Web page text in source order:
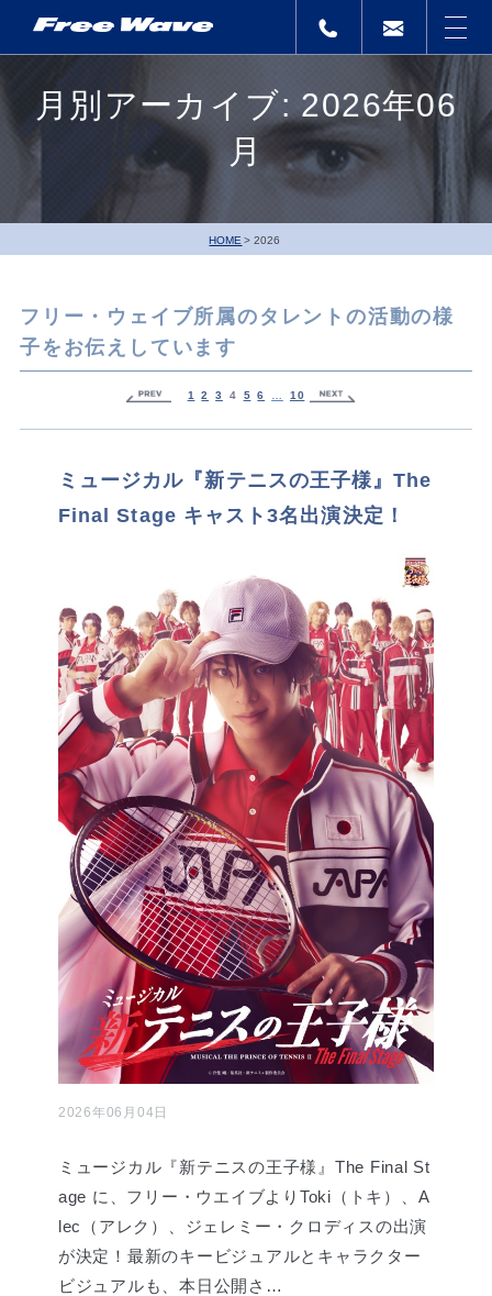
月別アーカイブ: 2026年06
月
HOME 2026
フリー・ウェイブ所属のタレントの活動の様
子をお伝えしています
1 2 3 4 5 6 10
ミュージカル『新テニスの王子様』The
Final Stage キャスト3名出演決定！
2026年06月04日
ミュージカル『新テニスの王子様』The Final St
age に、フリー・ウエイブよりToki（トキ）、A
lec（アレク）、ジェレミー・クロディスの出演
が決定！最新のキービジュアルとキャラクター
ビジュアルも、本日公開さ…